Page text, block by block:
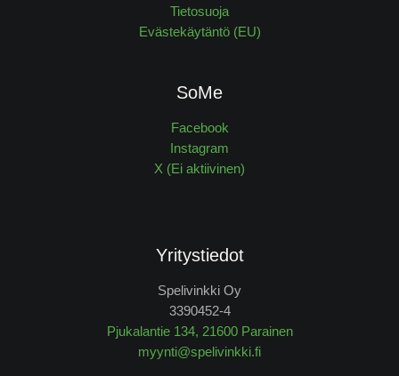
Tietosuoja
Evästekäytäntö (EU)
SoMe
Facebook
Instagram
X (Ei aktiivinen)
Yritystiedot
Spelivinkki Oy
3390452-4
Pjukalantie 134, 21600 Parainen
myynti@spelivinkki.fi